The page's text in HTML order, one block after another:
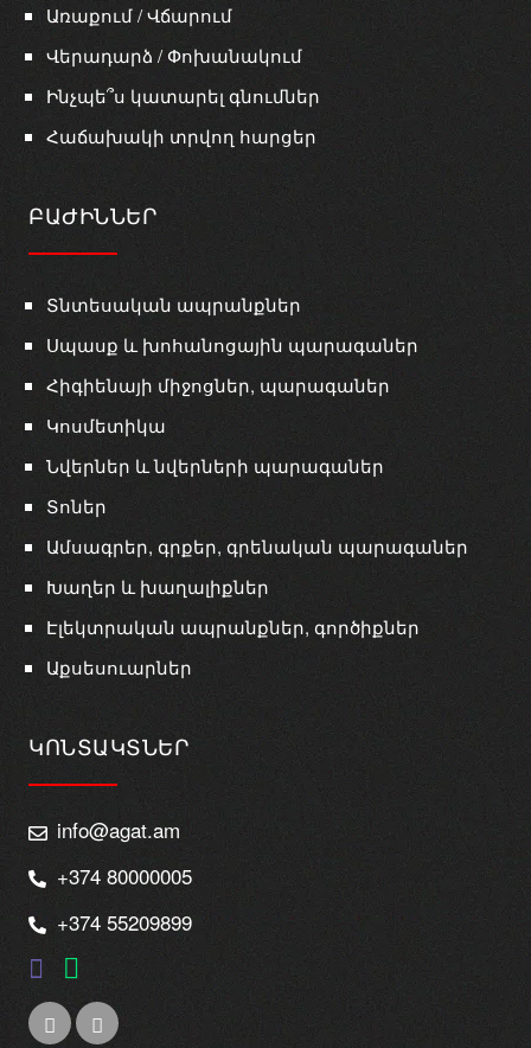
Առաքում / Վճարում
Վերադարձ / Փոխանակում
Ինչպե՞ս կատարել գնումներ
Հաճախակի տրվող հարցեր
ԲԱԺԻՆՆԵՐ
Տնտեսական ապրանքներ
Սպասք և խոհանոցային պարագաներ
Հիգիենայի միջոցներ, պարագաներ
Կոսմետիկա
Նվերներ և նվերների պարագաներ
Տոներ
Ամսագրեր, գրքեր, գրենական պարագաներ
Խաղեր և խաղալիքներ
Էլեկտրական ապրանքներ, գործիքներ
Աքսեսուարներ
ԿՈՆՏԱԿՏՆԵՐ
info@agat.am
+374 80000005
+374 55209899